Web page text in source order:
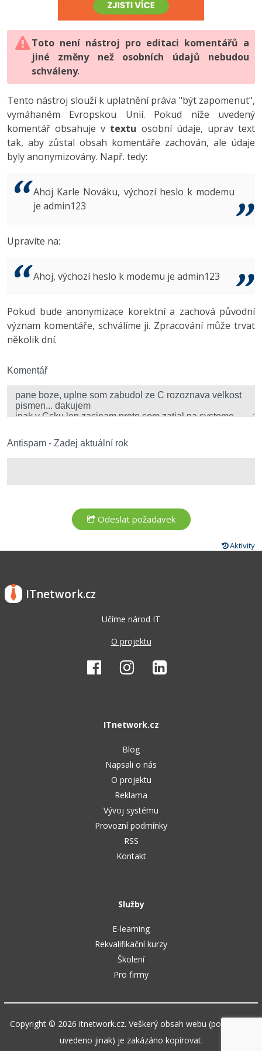
HTML5, CSS3, Bootstrap, SEO
SQL a databáze
Testování a verzování
UML a návrhové vzory
React
Spring
ASP.NET MVC
Best practices
PHP
JavaScript
Python
HTML / CSS
UML a návrhové vzory
MySQL/MariaDB
MS-SQL
Vývojář mobilních aplikací
C# Game developer
Tester
Systémový administrátor
3D grafik
Copywriter
WordPress specialista
-80%
JavaScript -80%
PHP -80%
Swift -80%
Kotlin -80%
VB.NET
Algoritmy -41%
Umělá inteligence (AI) -10%
Fórum
Digitální gramotnost
Marketing
WordPress
SEO
UX
Business
Copywriting
Windows
Kybernetická bezpečnost
Photoshop -80%
Adobe Illustrator -80%
Adobe Lightroom
Adobe XD
Adobe InDesign -25%
Adobe After Effects
Inkscape
Fórum
Toto není nástroj pro editaci komentářů a
jiné změny než osobních údajů nebudou
schváleny.
Tento nástroj slouží k uplatnění práva "být zapomenut",
vymáhaném Evropskou Unií. Pokud níže uvedený
komentář obsahuje v textu osobní údaje, uprav text
tak, aby zůstal obsah komentáře zachován, ale údaje
byly anonymizovány. Např. tedy:
Ahoj Karle Nováku, výchozí heslo k modemu
je admin123
Upravíte na:
Ahoj, výchozí heslo k modemu je admin123
Pokud bude anonymizace korektní a zachová původní
význam komentáře, schválíme ji. Zpracování může trvat
několik dní.
Komentář
Antispam - Zadej aktuální rok
Aktivity
ITnetwork.cz
Učíme národ IT
O projektu
ITnetwork.cz
Blog
Napsali o nás
O projektu
Reklama
Vývoj systému
Provozní podmínky
RSS
Kontakt
Služby
E-learning
Rekvalifikační kurzy
Školení
Pro firmy
Copyright © 2026 itnetwork.cz. Veškerý obsah webu (pokud není
uvedeno jinak) je zakázáno kopírovat.